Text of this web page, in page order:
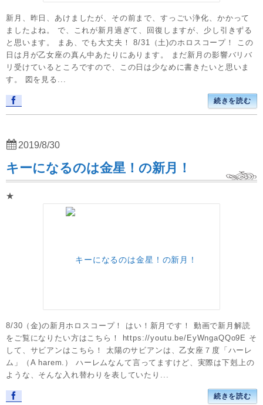
新月、昨日、あけましたが、その前まで、すっごい浄化、かかって
ましたよね。 で、これが新月過ぎて、回復しますが、少し引きずる
と思います。 まあ、でも大丈夫！ 8/31（土)のホロスコープ！ この
日は月が乙女座の真ん中あたりにあります。 まだ新月の影響バリバ
リ受けているところですので、この日は少なめに書きたいと思いま
す。 図を見る...
続きを読む
キーになるのは金星！の新月！
★
8/30（金)の新月ホロスコープ！ はい！新月です！ 動画で新月解読
をご覧になりたい方はこちら！ https://youtu.be/EyWngaQQo9E そ
して、サビアンはこちら！ 太陽のサビアンは、乙女座７度「ハーレ
ム」（A harem.） ハーレムなんて言ってますけど、実際は下剋上の
ような、そんな入れ替わりを表していたり...
続きを読む
2019/8/30